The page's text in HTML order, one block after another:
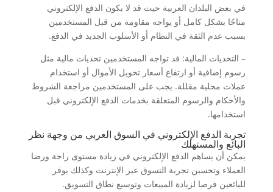
في بعض البلدان العربية حيث قد لا يكون الدفع الإلكتروني
متاحًا بشكل كامل أو يواجه مقاومة من قبل المستخدمين
بسبب عدم الثقة في النظام أو الأسلوب الجديد في الدفع.
– التحديات المالية: قد تواجه المستخدمين تحديات مالية مثل
رسوم إضافية أو ارتفاع أسعار تحويل الأموال أو استخدام
عملات محلية مقللة. يجب على المستخدمين مراجعة الشروط
والأحكام والرسوم المتعلقة بخدمات الدفع الإلكتروني قبل
استخدامها.
تجربة الدفع الإلكتروني في السوق العربي من وجهة نظر
البائع والمستهلك
يمكن أن يساهم الدفع الإلكتروني في زيادة مستوى راحة ورضا
العملاء وتحسين تجربة التسوق عبر الإنترنت وكذلك يوفر
للبائعين فرصا لزيادة المبيعات وتوسيع نطاق التسويق.